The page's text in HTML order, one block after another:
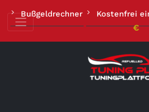
Inhalt
springen
Bußgeldrechner Kostenfrei
€